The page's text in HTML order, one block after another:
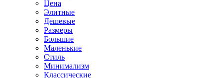
Цена
Элитные
Дешевые
Размеры
Большие
Маленькие
Стиль
Минимализм
Классические